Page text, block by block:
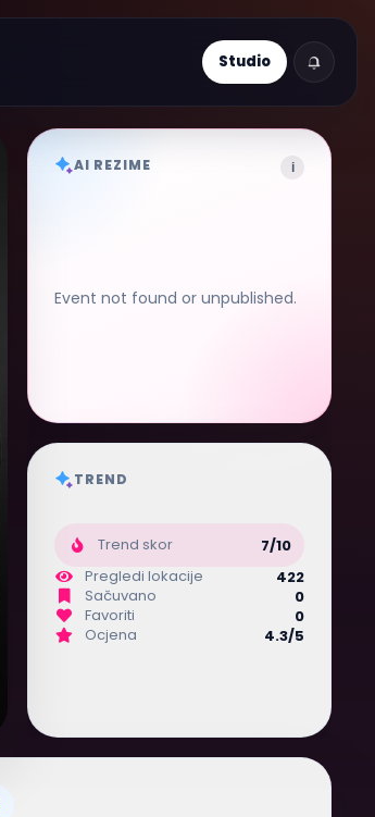
Studio
AI REZIME i
Event not found or unpublished.
TREND
Trend skor
7/10
Pregledi lokacije
422
Sačuvano
0
Favoriti
0
Ocjena
4.3/5